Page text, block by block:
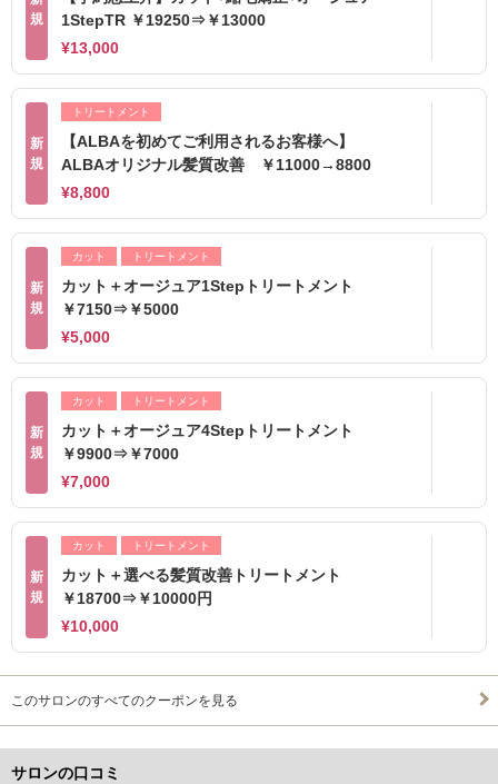
規
1StepTR ￥19250⇒￥13000
¥13,000
新
規
トリートメント
【ALBAを初めてご利用されるお客様へ】
ALBAオリジナル髪質改善 ￥11000→8800
¥8,800
新
規
カット トリートメント
カット＋オージュア1Stepトリートメント
￥7150⇒￥5000
¥5,000
新
規
カット トリートメント
カット＋オージュア4Stepトリートメント
￥9900⇒￥7000
¥7,000
新
規
カット トリートメント
カット＋選べる髪質改善トリートメント
￥18700⇒￥10000円
¥10,000
このサロンのすべてのクーポンを見る
サロンの口コミ